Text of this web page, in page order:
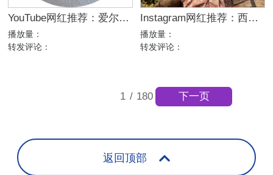
YouTube网红推荐：爱尔兰咖啡设备测评博主
播放量：
转发评论：
Instagram网红推荐：西班牙母婴亲子家庭博主，出海品牌合作推荐
播放量：
转发评论：
1 / 180 下一页
返回顶部